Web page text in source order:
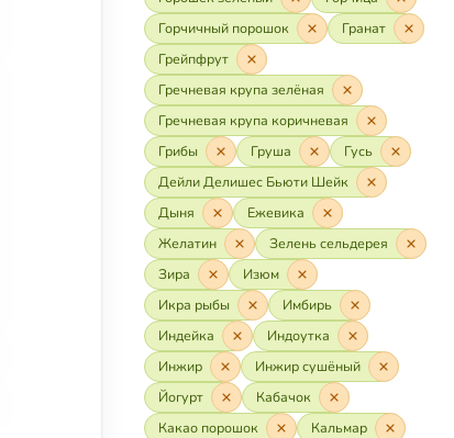
Горчичный порошок
Гранат
Грейпфрут
Гречневая крупа зелёная
Гречневая крупа коричневая
Грибы
Груша
Гусь
Дейли Делишес Бьюти Шейк
Дыня
Ежевика
Желатин
Зелень сельдерея
Зира
Изюм
Икра рыбы
Имбирь
Индейка
Индоутка
Инжир
Инжир сушёный
Йогурт
Кабачок
Какао порошок
Кальмар